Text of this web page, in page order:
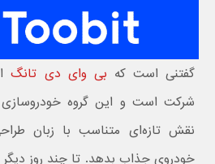
گفتنی است که بی وای دی تانگ
شرکت است و این گروه
نقش تازه‌ای متناسب با زبان
خودروی جذاب بدهد. تا چند روز